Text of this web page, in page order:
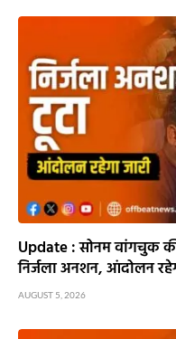
Update : सोनम वांगचुक
निर्जला अनशन, आंदोलन
AUGUST 5, 2026